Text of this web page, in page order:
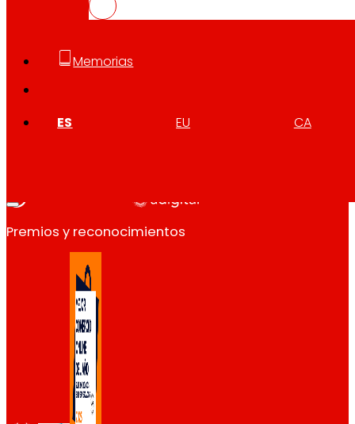
Memorias
ES EU CA
Formulario de contacto
Retiradas de producto
Formas de pago
Premios y reconocimientos